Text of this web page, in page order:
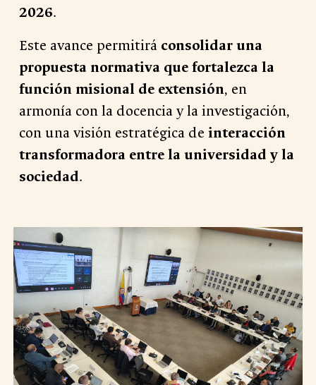
2026.
Este avance permitirá consolidar una
propuesta normativa que fortalezca la
función misional de extensión, en
armonía con la docencia y la investigación,
con una visión estratégica deinteracción
transformadora entre la universidad y la
sociedad.